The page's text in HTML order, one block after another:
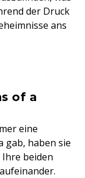
der Druck
ans
of a
eine
gab, haben sie
beiden